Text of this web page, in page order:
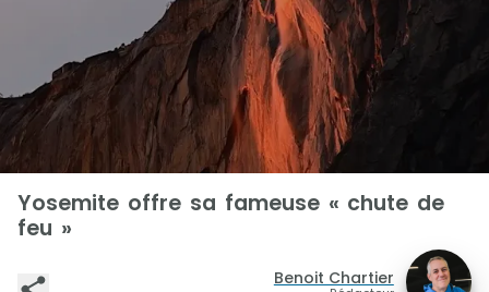
Yosemite offre sa fameuse « chute de
feu »
Benoit Chartier